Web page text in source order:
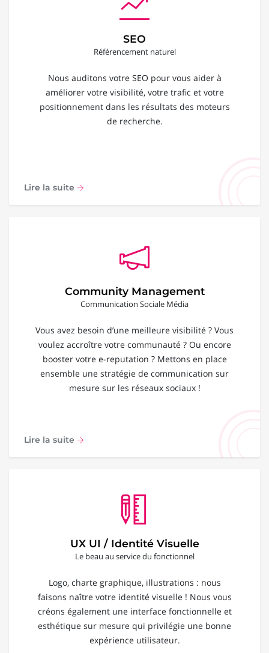
SEO
Référencement naturel
Nous auditons votre SEO pour vous aider à
améliorer votre visibilité, votre trafic et votre
positionnement dans les résultats des moteurs
de recherche.
Lire la suite
Community Management
Communication Sociale Média
Vous avez besoin d’une meilleure visibilité ? Vous
voulez accroître votre communauté ? Ou encore
booster votre e-reputation ? Mettons en place
ensemble une stratégie de communication sur
mesure sur les réseaux sociaux !
Lire la suite
UX UI / Identité Visuelle
Le beau au service du fonctionnel
Logo, charte graphique, illustrations : nous
faisons naître votre identité visuelle ! Nous vous
créons également une interface fonctionnelle et
esthétique sur mesure qui privilégie une bonne
expérience utilisateur.